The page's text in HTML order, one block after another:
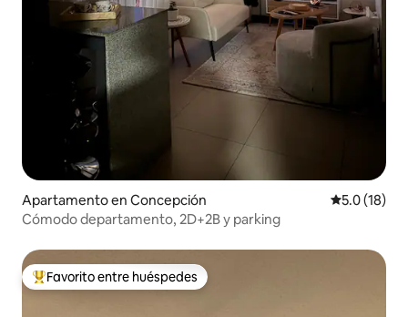
Apartamento en Concepción Calificación
5.0 (18)
Cómodo departamento, 2D+2B y parking
Favorito entre huéspedes preferido
Favorito entre huéspedes